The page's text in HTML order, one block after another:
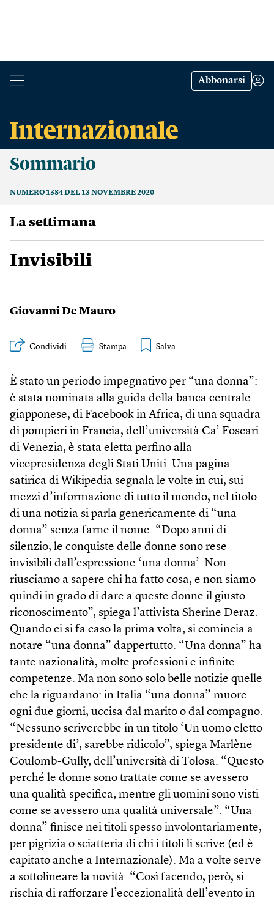
Abbonarsi
Sommario
NUMERO 1384 DEL 13 NOVEMBRE 2020
La settimana
Invisibili
Giovanni De Mauro
Condividi Stampa
È stato un periodo impegnativo per “una donna”:
è stata nominata alla guida della banca centrale
giapponese, di Facebook in Africa, di una squadra
di pompieri in Francia, dell’università Ca’ Foscari
di Venezia, è stata eletta perfino alla
vicepresidenza degli Stati Uniti. Una pagina
satirica di Wikipedia segnala le volte in cui, sui
mezzi d’informazione di tutto il mondo, nel titolo
di una notizia si parla genericamente di “una
donna” senza farne il nome. “Dopo anni di
silenzio, le conquiste delle donne sono rese
invisibili dall’espressione ‘una donna’. Non
riusciamo a sapere chi ha fatto cosa, e non siamo
quindi in grado di dare a queste donne il giusto
riconoscimento”, spiega l’attivista Sherine Deraz.
Quando ci si fa caso la prima volta, si comincia a
notare “una donna” dappertutto. “Una donna” ha
tante nazionalità, molte professioni e infinite
competenze. Ma non sono solo belle notizie quelle
che la riguardano: in Italia “una donna” muore
ogni due giorni, uccisa dal marito o dal compagno.
“Nessuno scriverebbe in un titolo ‘Un uomo eletto
presidente di’, sarebbe ridicolo”, spiega Marlène
Coulomb-Gully, dell’università di Tolosa. “Questo
perché le donne sono trattate come se avessero
una qualità specifica, mentre gli uomini sono visti
come se avessero una qualità universale”. “Una
donna” finisce nei titoli spesso involontariamente,
per pigrizia o sciatteria di chi i titoli li scrive (ed è
capitato anche a Internazionale). Ma a volte serve
a sottolineare la novità. “Così facendo, però, si
rischia di rafforzare l’eccezionalità dell’evento in